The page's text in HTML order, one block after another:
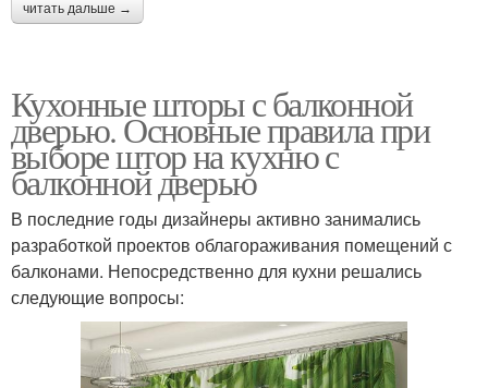
читать дальше →
Кухонные шторы с балконной
дверью. Основные правила при
выборе штор на кухню с
балконной дверью
В последние годы дизайнеры активно занимались
разработкой проектов облагораживания помещений с
балконами. Непосредственно для кухни решались
следующие вопросы: